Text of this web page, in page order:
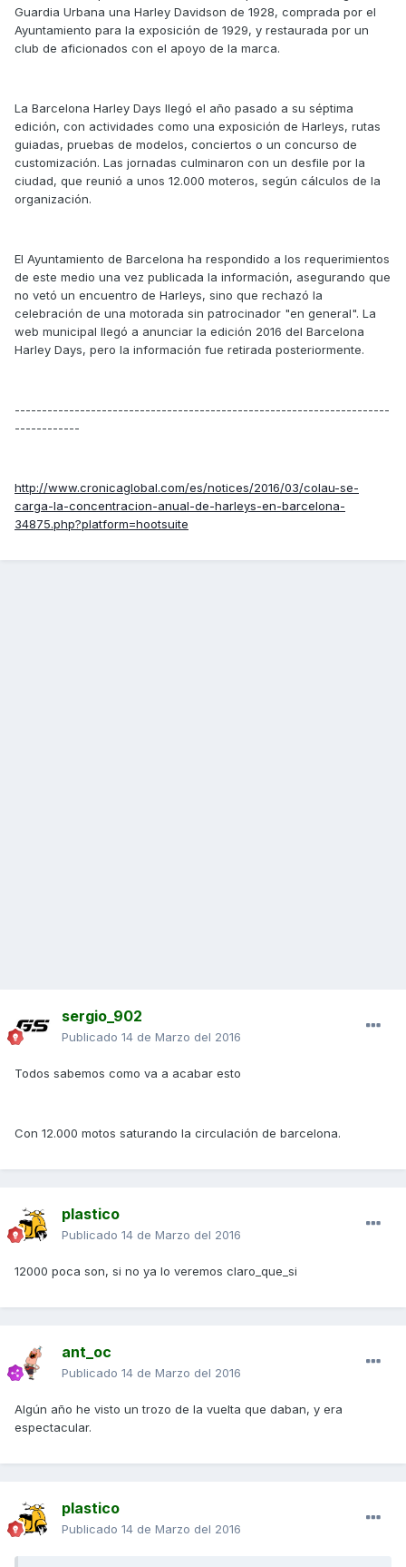
Guardia Urbana una Harley Davidson de 1928, comprada por el
Ayuntamiento para la exposición de 1929, y restaurada por un
club de aficionados con el apoyo de la marca.
La Barcelona Harley Days llegó el año pasado a su séptima
edición, con actividades como una exposición de Harleys, rutas
guiadas, pruebas de modelos, conciertos o un concurso de
customización. Las jornadas culminaron con un desfile por la
ciudad, que reunió a unos 12.000 moteros, según cálculos de la
organización.
El Ayuntamiento de Barcelona ha respondido a los requerimientos
de este medio una vez publicada la información, asegurando que
no vetó un encuentro de Harleys, sino que rechazó la
celebración de una motorada sin patrocinador "en general". La
web municipal llegó a anunciar la edición 2016 del Barcelona
Harley Days, pero la información fue retirada posteriormente.
---------------------------------------------------------------------
------------
http://www.cronicaglobal.com/es/notices/2016/03/colau-se-
carga-la-concentracion-anual-de-harleys-en-barcelona-
34875.php?platform=hootsuite
sergio_902
Publicado 14 de Marzo del 2016
Todos sabemos como va a acabar esto
Con 12.000 motos saturando la circulación de barcelona.
plastico
Publicado 14 de Marzo del 2016
12000 poca son, si no ya lo veremos claro_que_si
ant_oc
Publicado 14 de Marzo del 2016
Algún año he visto un trozo de la vuelta que daban, y era
espectacular.
plastico
Publicado 14 de Marzo del 2016